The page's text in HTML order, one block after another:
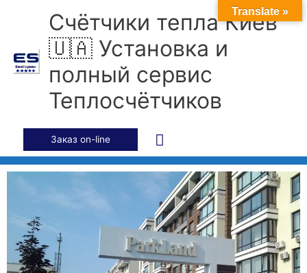
содержимому
Счётчики тепла Киев
🇺🇦 Установка и
полный сервис
Теплосчётчиков
Главное
меню
Заказ on-line
Translate »